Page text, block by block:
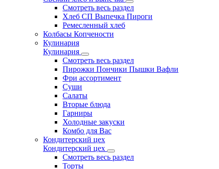
Смотреть весь раздел
Хлеб СП Выпечка Пироги
Ремесленный хлеб
Колбасы Копчености
Кулинария
Кулинария
Смотреть весь раздел
Пирожки Пончики Пышки Вафли
Фри ассортимент
Суши
Салаты
Вторые блюда
Гарниры
Холодные закуски
Комбо для Вас
Кондитерский цех
Кондитерский цех
Смотреть весь раздел
Торты